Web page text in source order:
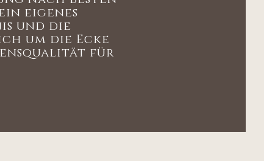
eigenes
und die
um die Ecke
für